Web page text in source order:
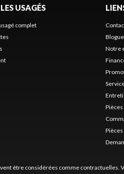
USAGÉS
complet
Blogue
Notre
être considérées comme contractuelles.